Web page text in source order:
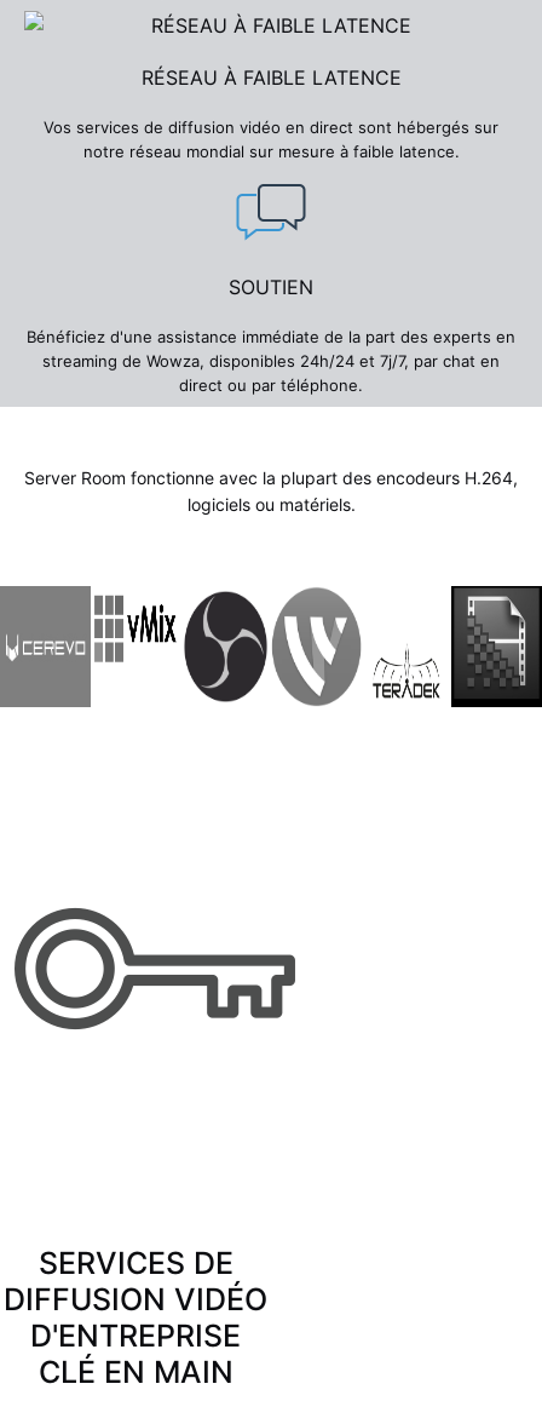
RÉSEAU À FAIBLE LATENCE
Vos services de diffusion vidéo en direct sont hébergés sur
notre réseau mondial sur mesure à faible latence.
SOUTIEN
Bénéficiez d'une assistance immédiate de la part des experts en
streaming de Wowza, disponibles 24h/24 et 7j/7, par chat en
direct ou par téléphone.
Server Room fonctionne avec la plupart des encodeurs H.264,
logiciels ou matériels.
SERVICES DE
DIFFUSION VIDÉO
D'ENTREPRISE
CLÉ EN MAIN